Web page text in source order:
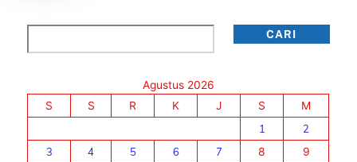
CARI
Agustus 2026
S
S R K J S
M
1
2
3
4 5 6 7 8
9